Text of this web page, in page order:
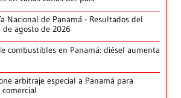
Nacional de Panamá - Resultados del
agosto de 2026
combustibles en Panamá: diésel aumenta
arbitraje especial a Panamá para